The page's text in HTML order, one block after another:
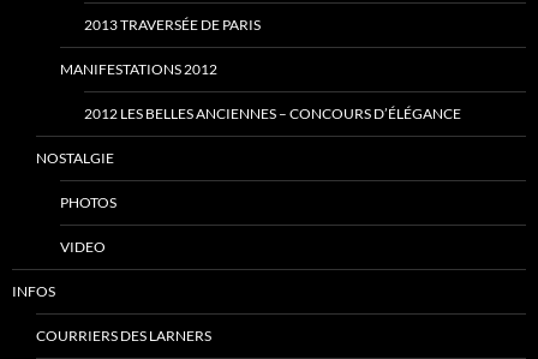
2013 TRAVERSÉE DE PARIS
MANIFESTATIONS 2012
2012 LES BELLES ANCIENNES – CONCOURS D’ÉLÉGANCE
NOSTALGIE
PHOTOS
VIDEO
INFOS
COURRIERS DES LARNERS